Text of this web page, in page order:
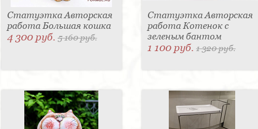
Статуэтка Авторская
работа Большая кошка
4 300 руб.5 160 руб.
Статуэтка Авторская
работа Котенок с
зеленым бантом
1 100 руб. 1 320 руб.